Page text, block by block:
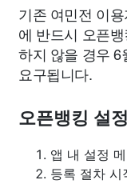
기존 여민전 이
에 반드시 오픈
하지 않을 경우
요구됩니다.
오픈뱅킹 설
앱 내 설정
등록 절차 시